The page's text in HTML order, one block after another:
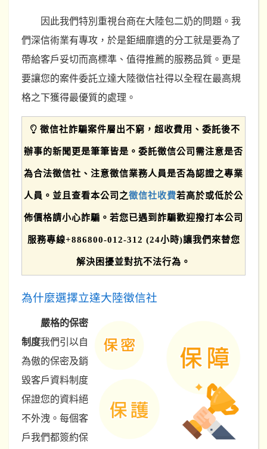
因此我們特別重視台商在大陸包二奶的問題。我
們深信術業有專攻，於是鉅細靡遺的分工就是要為了
帶給客戶妥切而高標準、值得推薦的服務品質。更是
要讓您的案件委託立達大陸徵信社得以全程在最高規
格之下獲得最優質的處理。
徵信社詐騙案件層出不窮，超收費用、委託後不
辦事的新聞更是筆筆皆是。委託徵信公司需注意是否
為合法徵信社、注意徵信業務人員是否為認證之專業
人員。並且查看本公司之徵信社收費若高於或低於公
佈價格請小心詐騙。若您已遇到詐騙歡迎撥打本公司
服務專線+886800-012-312 (24小時)讓我們來替您
解決困擾並對抗不法行為。
為什麼選擇立達大陸徵信社
嚴格的保密
制度我們引以自
為傲的保密及銷
毀客戶資料制度
保證您的資料絕
不外洩。每個客
戶我們都簽約保